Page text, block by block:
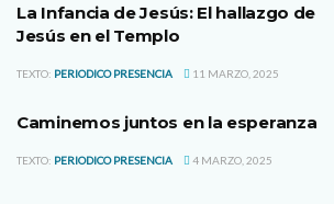
La Infancia de Jesús: El hallazgo de
Jesús en el Templo
TEXTO: PERIODICO PRESENCIA 11 MARZO, 2025
Caminemos juntos en la esperanza
TEXTO: PERIODICO PRESENCIA 4 MARZO, 2025